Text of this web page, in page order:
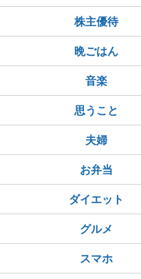
引き締め
株主優待
晩ごはん
音楽
思うこと
夫婦
お弁当
ダイエット
グルメ
スマホ